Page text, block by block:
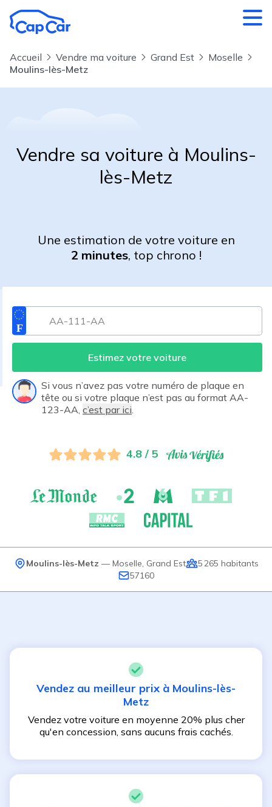
Accueil Vendre ma voiture Grand Est
Moselle
Moulins-lès-Metz
Vendre sa voiture à Moulins-
lès-Metz
Une estimation de votre voiture en
2 minutes, top chrono !
Estimez votre voiture
Si vous n’avez pas votre numéro de plaque en
tête ou si votre plaque n’est pas au format AA-
123-AA, c’est par ici
4.8 / 5
Moulins-lès-Metz — Moselle Grand Est 5 265 habitants
57160
Vendez au meilleur prix à Moulins-lès-
Metz
Vendez votre voiture en moyenne 20% plus cher
qu'en concession, sans aucuns frais cachés.